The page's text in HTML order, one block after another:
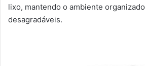
lixo, mantendo o ambiente
desagradáveis.